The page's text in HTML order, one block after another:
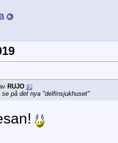
RUJO
på det nya "delfinsjukhuset"